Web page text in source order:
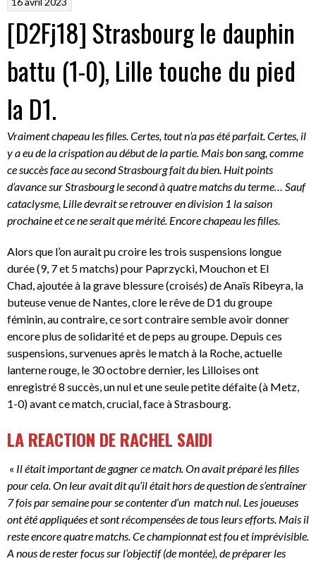
[D2Fj18] Strasbourg le dauphin
battu (1-0), Lille touche du pied
la D1.
Vraiment chapeau les filles. Certes, tout n’a pas été parfait. Certes, il
y a eu de la crispation au début de la partie. Mais bon sang, comme
ce succès face au second Strasbourg fait du bien. Huit points
d’avance sur Strasbourg le second à quatre matchs du terme… Sauf
cataclysme, Lille devrait se retrouver en division 1 la saison
prochaine et ce ne serait que mérité. Encore chapeau les filles.
Alors que l’on aurait pu croire les trois suspensions longue
durée (9, 7 et 5 matchs) pour Paprzycki, Mouchon et El
Chad, ajoutée à la grave blessure (croisés) de Anaïs Ribeyra, la
buteuse venue de Nantes, clore le rêve de D1 du groupe
féminin, au contraire, ce sort contraire semble avoir donner
encore plus de solidarité et de peps au groupe. Depuis ces
suspensions, survenues après le match à la Roche, actuelle
lanterne rouge, le 30 octobre dernier, les Lilloises ont
enregistré 8 succès, un nul et une seule petite défaite (à Metz,
1-0) avant ce match, crucial, face à Strasbourg.
LA REACTION DE RACHEL SAIDI
« Il était important de gagner ce match. On avait préparé les filles
pour cela. On leur avait dit qu’il était hors de question de s’entraîner
7 fois par semaine pour se contenter d’un match nul. Les joueuses
ont été appliquées et sont récompensées de tous leurs efforts. Mais il
reste encore quatre matchs. Ce championnat est fou et imprévisible.
A nous de rester focus sur l’objectif (de montée), de préparer les